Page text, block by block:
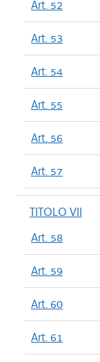
Art. 52
Art. 53
Art. 54
Art. 55
Art. 56
Art. 57
TITOLO VII
Art. 58
Art. 59
Art. 60
Art. 61